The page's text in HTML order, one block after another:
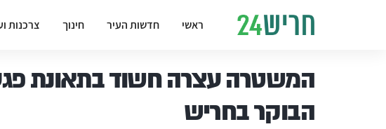
ראשי חדשות העיר חינוך צרכנות
המשטרה עצרה חשוד בתאונת
הבוקר בחריש